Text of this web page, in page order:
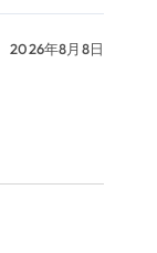
2026年8月8日